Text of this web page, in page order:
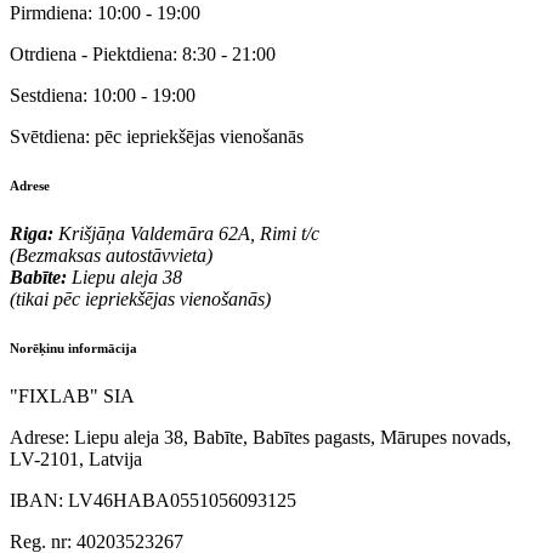
Pirmdiena: 10:00 - 19:00
Otrdiena - Piektdiena: 8:30 - 21:00
Sestdiena: 10:00 - 19:00
Svētdiena: pēc iepriekšējas vienošanās
Adrese
Riga: Krišjāņa Valdemāra 62A, Rimi t/c
(Bezmaksas autostāvvieta)
Babīte: Liepu aleja 38
(tikai pēc iepriekšējas vienošanās)
Norēķinu informācija
"FIXLAB" SIA
Adrese: Liepu aleja 38, Babīte, Babītes pagasts, Mārupes novads,
LV-2101, Latvija
IBAN: LV46HABA0551056093125
Reg. nr: 40203523267